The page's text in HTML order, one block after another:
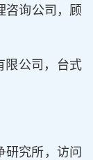
咨询公司，顾
限公司，台式
研究所，访问